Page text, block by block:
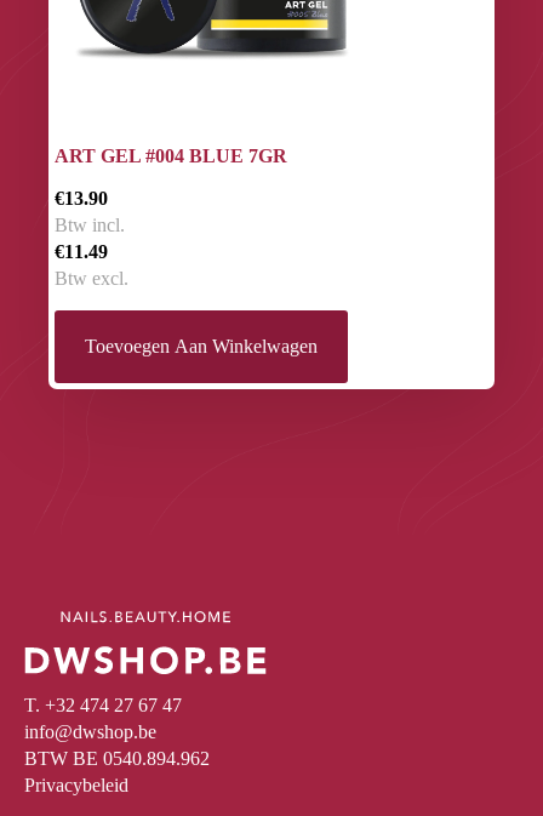
ART GEL #004 BLUE 7GR
€13.90
Btw incl.
€11.49
Btw excl.
Toevoegen Aan Winkelwagen
T. +32 474 27 67 47
info@dwshop.be
BTW BE 0540.894.962
Privacybeleid